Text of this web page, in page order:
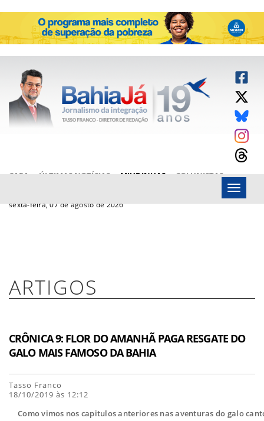
CAPA ÚLTIMAS NOTÍCIAS MIUDINHAS
COLUNISTAS
sexta-feira, 07 de agosto de 2026
Menu
ARTIGOS
CRÔNICA 9: FLOR DO AMANHÃ PAGA RESGATE DO
GALO MAIS FAMOSO DA BAHIA
Tasso Franco
18/10/2019 às 12:12
Como vimos nos capitulos anteriores nas aventuras do galo